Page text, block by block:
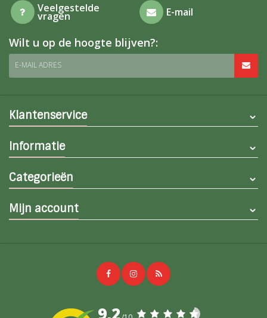
Veelgestelde
vragen E-mail
Wilt u op de hoogte blijven?:
E-MAIL ADRES
Klantenservice
Informatie
Categorieën
Mijn account